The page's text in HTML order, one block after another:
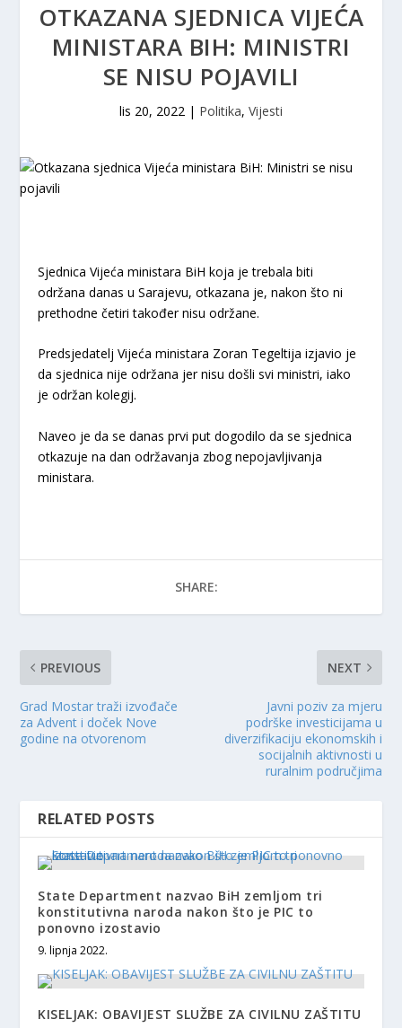
OTKAZANA SJEDNICA VIJEĆA
MINISTARA BIH: MINISTRI
SE NISU POJAVILI
lis 20, 2022 | Politika, Vijesti
Sjednica Vijeća ministara BiH koja je trebala biti
održana danas u Sarajevu, otkazana je, nakon što ni
prethodne četiri također nisu održane.
Predsjedatelj Vijeća ministara Zoran Tegeltija izjavio je
da sjednica nije održana jer nisu došli svi ministri, iako
je održan kolegij.
Naveo je da se danas prvi put dogodilo da se sjednica
otkazuje na dan održavanja zbog nepojavljivanja
ministara.
SHARE:
PREVIOUS
Grad Mostar traži izvođače
za Advent i doček Nove
godine na otvorenom
NEXT
Javni poziv za mjeru
podrške investicijama u
diverzifikaciju ekonomskih i
socijalnih aktivnosti u
ruralnim područjima
RELATED POSTS
State Department nazvao BiH zemljom tri
konstitutivna naroda nakon što je PIC to
ponovno izostavio
9. lipnja 2022.
KISELJAK: OBAVIJEST SLUŽBE ZA CIVILNU ZAŠTITU